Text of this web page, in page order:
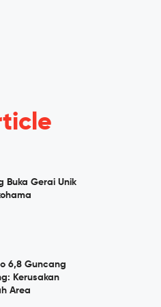
Buka Gerai Unik
6,8 Guncang
Kerusakan
Area